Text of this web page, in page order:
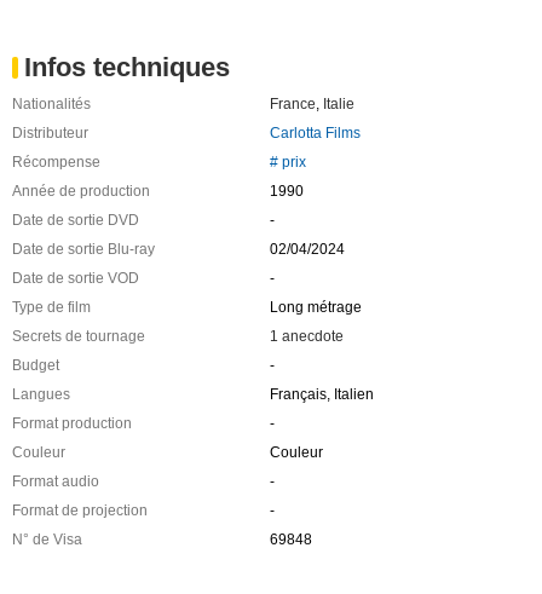
Infos techniques
Nationalités France Italie
Distributeur
Carlotta Films
Récompense
# prix
Année de production
1990
Date de sortie DVD
-
Date de sortie Blu-ray
02/04/2024
Date de sortie VOD
-
Type de film
Long métrage
Secrets de tournage
1 anecdote
Budget
-
Langues
Français, Italien
Format production
-
Couleur
Couleur
Format audio
-
Format de projection
-
N° de Visa
69848